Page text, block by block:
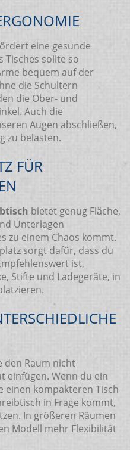
eine gesunde
Tisches sollte so
bequem auf der
die Schultern
die Ober- und
Auch die
Augen abschließen,
zu belasten.
FÜR
bietet genug Fläche,
Unterlagen
zu einem Chaos kommt.
sorgt dafür, dass du
ist,
Stifte und Ladegeräte, in
den Raum nicht
einfügen. Wenn du ein
einen kompakteren Tisch
in Frage kommt,
In größeren Räumen
Modell mehr Flexibilität